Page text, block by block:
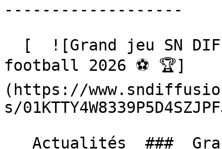
-------------------
football 2026 ⚽️ 🏆]
(https://
s/